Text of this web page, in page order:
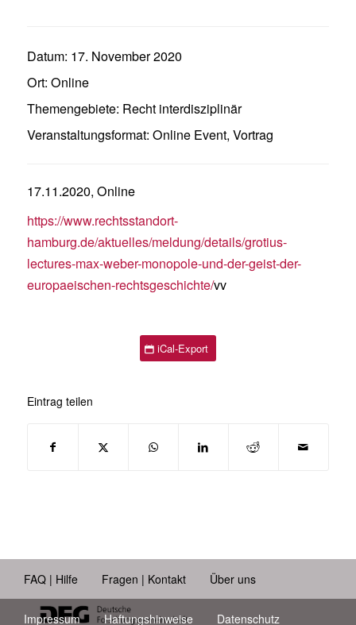
Datum: 17. November 2020
Ort: Online
Themengebiete: Recht interdisziplinär
Veranstaltungsformat: Online Event, Vortrag
17.11.2020, Online
https://www.rechtsstandort-
hamburg.de/aktuelles/meldung/details/grotius-
lectures-max-weber-monopole-und-der-geist-der-
europaeischen-rechtsgeschichte/vv
iCal-Export
Eintrag teilen
FAQ | Hilfe Fragen | Kontakt Über uns
Impressum Haftungshinweise Datenschutz